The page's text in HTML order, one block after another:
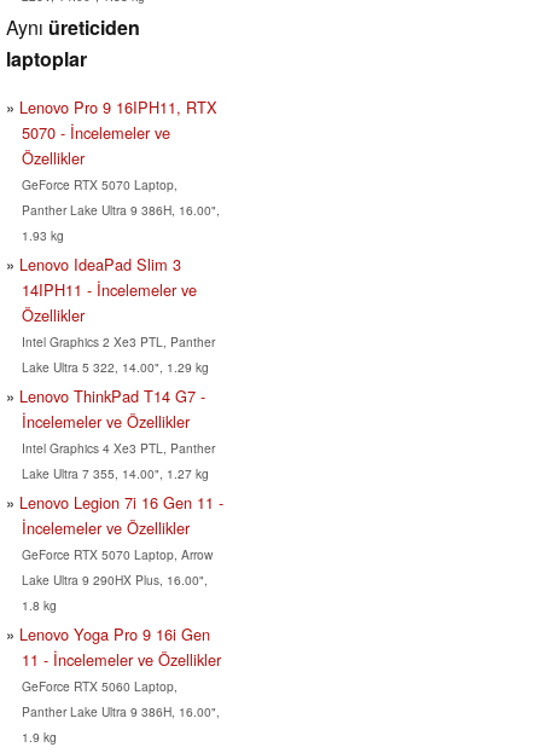
Aynı üreticiden
laptoplar
Lenovo Pro 9 16IPH11, RTX
5070 - İncelemeler ve
Özellikler
GeForce RTX 5070 Laptop,
Panther Lake Ultra 9 386H, 16.00",
1.93 kg
Lenovo IdeaPad Slim 3
14IPH11 - İncelemeler ve
Özellikler
Intel Graphics 2 Xe3 PTL, Panther
Lake Ultra 5 322, 14.00", 1.29 kg
Lenovo ThinkPad T14 G7 -
İncelemeler ve Özellikler
Intel Graphics 4 Xe3 PTL, Panther
Lake Ultra 7 355, 14.00", 1.27 kg
Lenovo Legion 7i 16 Gen 11 -
İncelemeler ve Özellikler
GeForce RTX 5070 Laptop, Arrow
Lake Ultra 9 290HX Plus, 16.00",
1.8 kg
Lenovo Yoga Pro 9 16i Gen
11 - İncelemeler ve Özellikler
GeForce RTX 5060 Laptop,
Panther Lake Ultra 9 386H, 16.00",
1.9 kg